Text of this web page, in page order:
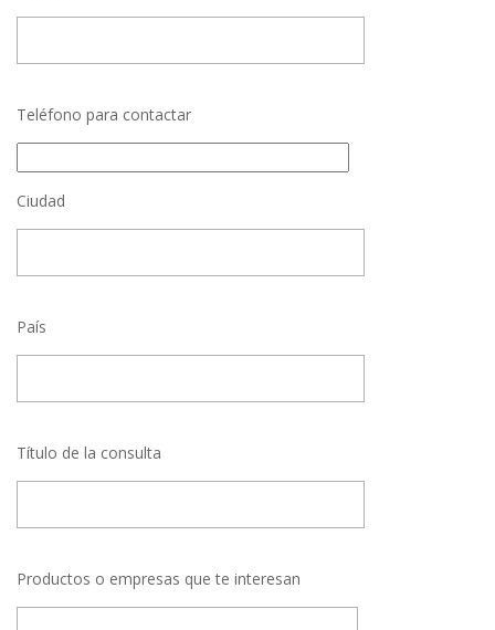
Teléfono para contactar
Ciudad
País
Título de la consulta
Productos o empresas que te interesan